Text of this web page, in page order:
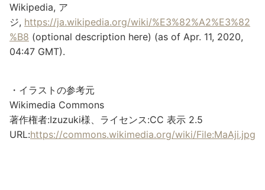
Wikipedia, ア
ジ, https://ja.wikipedia.org/wiki/%E3%82%A2%E3%82
%B8 (optional description here) (as of Apr. 11, 2020,
04:47 GMT).
・イラストの参考元
Wikimedia Commons
著作権者:Izuzuki様、ライセンス:CC 表示 2.5
URL:https://commons.wikimedia.org/wiki/File:MaAji.jpg